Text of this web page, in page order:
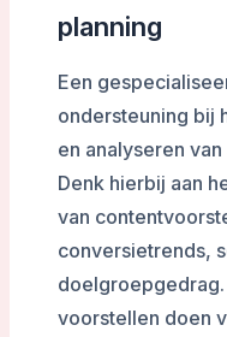
planning
Een
ondersteuning bij
en analyseren
Denk hierbij aan
van
conversietrends,
voorstellen doen